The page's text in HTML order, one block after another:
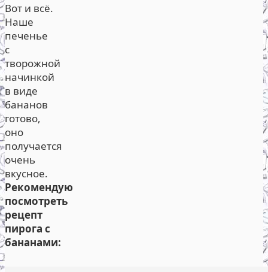
Вот и всё.
Наше
печенье
с
творожной
начинкой
в виде
бананов
готово,
оно
получается
очень
вкусное.
Рекомендую
посмотреть
рецепт
пирога с
бананами: